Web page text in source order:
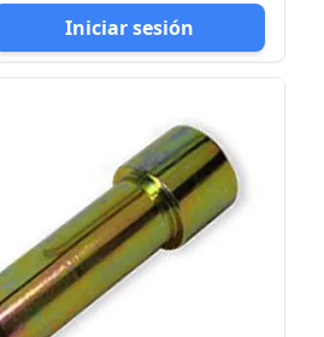
Iniciar sesión